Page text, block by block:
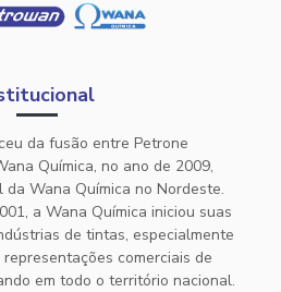
da fusão entre Petrone
Química, no ano de 2009,
Wana Química no Nordeste.
a Wana Química iniciou suas
de tintas, especialmente
comerciais de
em todo o território nacional.